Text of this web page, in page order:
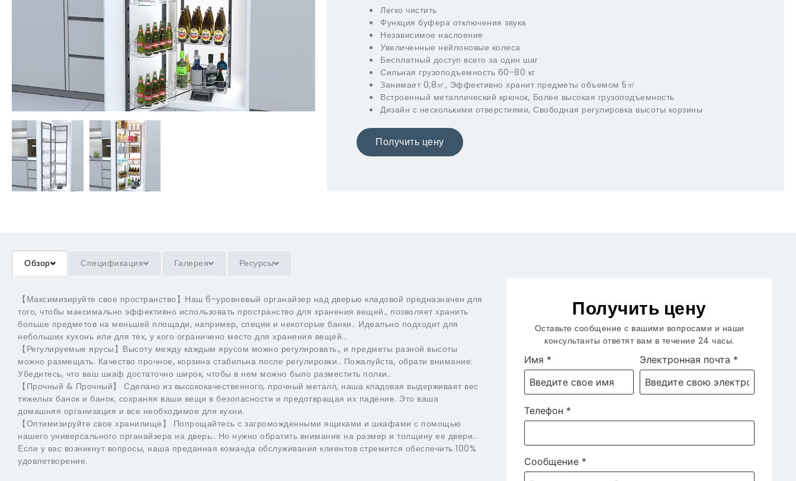
Легко чистить
Функция буфера отключения звука
Независимое наслоение
Увеличенные нейлоновые колеса
Бесплатный доступ всего за один шаг
Сильная грузоподъемность 60-80 кг
Занимает 0,8㎡, Эффективно хранит предметы объемом 5㎡
Встроенный металлический крючок, Более высокая грузоподъемность
Дизайн с несколькими отверстиями, Свободная регулировка высоты корзины
Получить цену
Обзор Спецификация Галерея Ресурсы
【Максимизируйте свое пространство】Наш 6-уровневый органайзер над дверью кладовой предназначен для
того, чтобы максимально эффективно использовать пространство для хранения вещей., позволяет хранить
больше предметов на меньшей площади, например, специи и некоторые банки.. Идеально подходит для
небольших кухонь или для тех, у кого ограничено место для хранения вещей..
【Регулируемые ярусы】Высоту между каждым ярусом можно регулировать., и предметы разной высоты
можно размещать. Качество прочное, корзина стабильна после регулировки.. Пожалуйста, обрати внимание:
Убедитесь, что ваш шкаф достаточно широк, чтобы в нем можно было разместить полки..
【Прочный & Прочный】 Сделано из высококачественного, прочный металл, наша кладовая выдерживает вес
тяжелых банок и банок, сохраняя ваши вещи в безопасности и предотвращая их падение. Это ваша
домашняя организация и все необходимое для кухни.
【Оптимизируйте свое хранилище】 Попрощайтесь с загроможденными ящиками и шкафами с помощью
нашего универсального органайзера на дверь.. Но нужно обратить внимание на размер и толщину ее двери..
Если у вас возникнут вопросы, наша преданная команда обслуживания клиентов стремится обеспечить 100%
удовлетворение.
Получить цену
Оставьте сообщение с вашими вопросами и наши
консультанты ответят вам в течение 24 часы.
Имя * Электронная почта *
Телефон *
Сообщение *